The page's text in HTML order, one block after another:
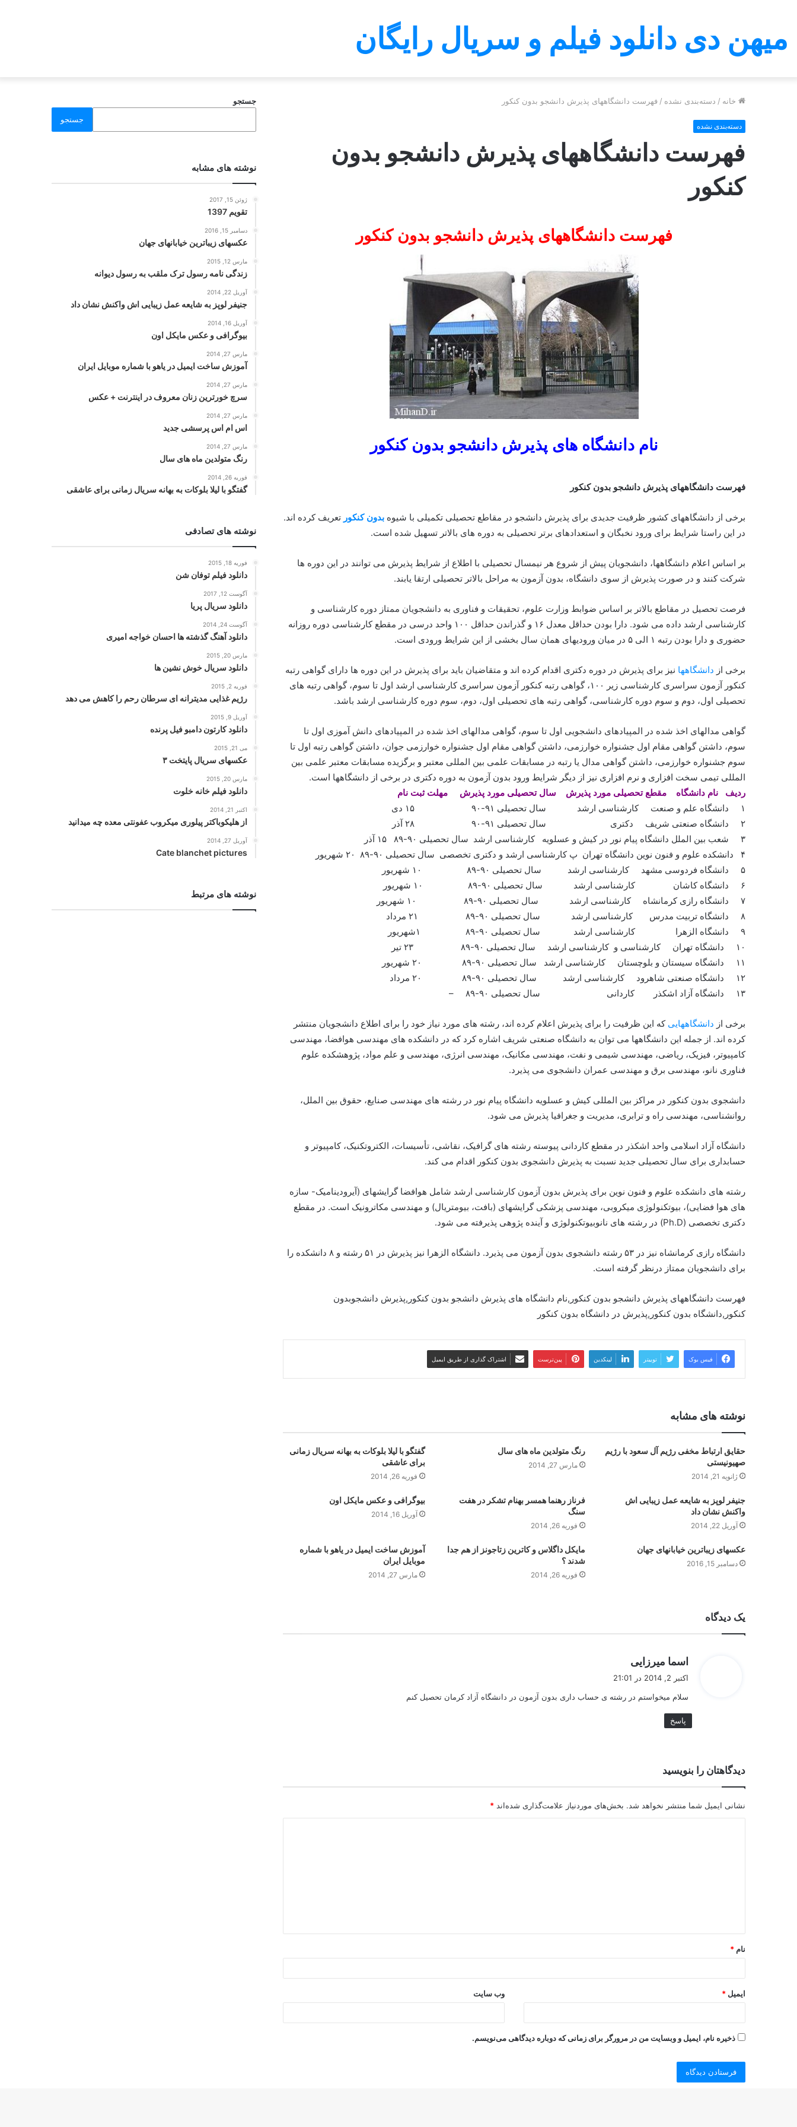
میهن دی دانلود فیلم و سریال رایگان
خانه / دسته‌بندی نشده / فهرست دانشگاههای پذیرش دانشجو بدون کنکور
دسته‌بندی نشده
فهرست دانشگاههای پذیرش دانشجو بدون
کنکور
فهرست دانشگاههای پذیرش دانشجو بدون کنکور
نام دانشگاه های پذیرش دانشجو بدون کنکور
فهرست دانشگاههای پذیرش دانشجو بدون کنکور
برخی از دانشگاههای کشور ظرفیت جدیدی برای پذیرش دانشجو در مقاطع تحصیلی تکمیلی با شیوه بدون کنکور تعریف کرده اند.
در این راستا شرایط برای ورود نخبگان و استعدادهای برتر تحصیلی به دوره های بالاتر تسهیل شده است.
بر اساس اعلام دانشگاهها، دانشجویان پیش از شروع هر نیمسال تحصیلی با اطلاع از شرایط پذیرش می توانند در این دوره ها
شرکت کنند و در صورت پذیرش از سوی دانشگاه، بدون آزمون به مراحل بالاتر تحصیلی ارتقا یابند.
فرصت تحصیل در مقاطع بالاتر بر اساس ضوابط وزارت علوم، تحقیقات و فناوری به دانشجویان ممتاز دوره کارشناسی و
کارشناسی ارشد داده می شود. دارا بودن حداقل معدل ۱۶ و گذراندن حداقل ۱۰۰ واحد درسی در مقطع کارشناسی دوره روزانه
حضوری و دارا بودن رتبه ۱ الی ۵ در میان ورودیهای همان سال بخشی از این شرایط ورودی است.
برخی از دانشگاهها نیز برای پذیرش در دوره دکتری اقدام کرده اند و متقاضیان باید برای پذیرش در این دوره ها دارای گواهی رتبه
کنکور آزمون سراسری کارشناسی زیر ۱۰۰، گواهی رتبه کنکور آزمون سراسری کارشناسی ارشد اول تا سوم، گواهی رتبه های
تحصیلی اول، دوم و سوم دوره کارشناسی، گواهی رتبه های تحصیلی اول، دوم، سوم دوره کارشناسی ارشد باشد.
گواهی مدالهای اخذ شده در المپیادهای دانشجویی اول تا سوم، گواهی مدالهای اخذ شده در المپیادهای دانش آموزی اول تا
سوم، داشتن گواهی مقام اول جشنواره خوارزمی، داشتن گواهی مقام اول جشنواره خوارزمی جوان، داشتن گواهی رتبه اول تا
سوم جشنواره خوارزمی، داشتن گواهی مدال یا رتبه در مسابقات علمی بین المللی معتبر و برگزیده مسابقات معتبر علمی بین
المللی تیمی سخت افزاری و نرم افزاری نیز از دیگر شرایط ورود بدون آزمون به دوره دکتری در برخی از دانشگاهها است.
ردیف نام دانشگاه مقطع تحصیلی مورد پذیرش سال تحصیلی مورد پذیرش مهلت ثبت نام
۱ دانشگاه علم و صنعت کارشناسی ارشد سال تحصیلی ۹۱-۹۰ ۱۵ دی
۲ دانشگاه صنعتی شریف دکتری سال تحصیلی ۹۱-۹۰ ۲۸ آذر
۳ شعب بین الملل دانشگاه پیام نور در کیش و عسلویه کارشناسی ارشد سال تحصیلی ۹۰-۸۹ ۱۵ آذر
۴ دانشکده علوم و فنون نوین دانشگاه تهران پ کارشناسی ارشد و دکتری تخصصی سال تحصیلی ۹۰-۸۹ ۲۰ شهریور
۵ دانشگاه فردوسی مشهد کارشناسی ارشد سال تحصیلی ۹۰-۸۹ ۱۰ شهریور
۶ دانشگاه کاشان کارشناسی ارشد سال تحصیلی ۹۰-۸۹ ۱۰ شهریور
۷ دانشگاه رازی کرمانشاه کارشناسی ارشد سال تحصیلی ۹۰-۸۹ ۱۰ شهریور
۸ دانشگاه تربیت مدرس کارشناسی ارشد سال تحصیلی ۹۰-۸۹ ۲۱ مرداد
۹ دانشگاه الزهرا کارشناسی ارشد سال تحصیلی ۹۰-۸۹ ۱شهریور
۱۰ دانشگاه تهران کارشناسی و کارشناسی ارشد سال تحصیلی ۹۰-۸۹ ۲۳ تیر
۱۱ دانشگاه سیستان و بلوچستان کارشناسی ارشد سال تحصیلی ۹۰-۸۹ ۲۰ شهریور
۱۲ دانشگاه صنعتی شاهرود کارشناسی ارشد سال تحصیلی ۹۰-۸۹ ۲۰ مرداد
۱۳ دانشگاه آزاد اشکذر کاردانی سال تحصیلی ۹۰-۸۹ –
برخی از دانشگاههایی که این ظرفیت را برای پذیرش اعلام کرده اند، رشته های مورد نیاز خود را برای اطلاع دانشجویان منتشر
کرده اند. از جمله این دانشگاهها می توان به دانشگاه صنعتی شریف اشاره کرد که در دانشکده های مهندسی هوافضا، مهندسی
کامپیوتر، فیزیک، ریاضی، مهندسی شیمی و نفت، مهندسی مکانیک، مهندسی انرژی، مهندسی و علم مواد، پژوهشکده علوم
فناوری نانو، مهندسی برق و مهندسی عمران دانشجوی می پذیرد.
دانشجوی بدون کنکور در مراکز بین المللی کیش و عسلویه دانشگاه پیام نور در رشته های مهندسی صنایع، حقوق بین الملل،
روانشناسی، مهندسی راه و ترابری، مدیریت و جغرافیا پذیرش می شود.
دانشگاه آزاد اسلامی واحد اشکذر در مقطع کاردانی پیوسته رشته های گرافیک، نقاشی، تأسیسات، الکتروتکنیک، کامپیوتر و
حسابداری برای سال تحصیلی جدید نسبت به پذیرش دانشجوی بدون کنکور اقدام می کند.
رشته های دانشکده علوم و فنون نوین برای پذیرش بدون آزمون کارشناسی ارشد شامل هوافضا گرایشهای (آیرودینامیک- سازه
های هوا فضایی)، بیوتکنولوژی میکروبی، مهندسی پزشکی گرایشهای (بافت، بیومتریال) و مهندسی مکاترونیک است. در مقطع
دکتری تخصصی (Ph.D) در رشته های نانوبیوتکنولوژی و آینده پژوهی پذیرفته می شود.
دانشگاه رازی کرمانشاه نیز در ۵۳ رشته دانشجوی بدون آزمون می پذیرد. دانشگاه الزهرا نیز پذیرش در ۵۱ رشته و ۸ دانشکده را
برای دانشجویان ممتاز درنظر گرفته است.
فهرست دانشگاههای پذیرش دانشجو بدون کنکور,نام دانشگاه های پذیرش دانشجو بدون کنکور,پذیرش دانشجوبدون
کنکور,دانشگاه بدون کنکور,پذیرش در دانشگاه بدون کنکور
فیس بوک توییتر لینکدین ‫پین‌ترست اشتراک گذاری از طریق ایمیل
نوشته های مشابه
حقایق ارتباط مخفی رژیم آل سعود با رژیم
صهیونیستی
ژانویه 21, 2014
رنگ متولدین ماه های سال
مارس 27, 2014
گفتگو با لیلا بلوکات به بهانه سریال زمانی
برای عاشقی
فوریه 26, 2014
جنیفر لوپز به شایعه عمل زیبایی اش
واکنش نشان داد
آوریل 22, 2014
فرناز رهنما همسر بهنام تشکر در هفت
سنگ
فوریه 26, 2014
بیوگرافی و عکس مایکل اون
آوریل 16, 2014
عکسهای زیباترین خیابانهای جهان
دسامبر 15, 2016
مایکل داگلاس و کاترین زتاجونز از هم جدا
شدند ؟
فوریه 26, 2014
آموزش ساخت ایمیل در یاهو با شماره
موبایل ایران
مارس 27, 2014
یک دیدگاه
اسما میرزایی
:
اکتبر 2, 2014 در 21:01
سلام میخواستم در رشته ی حساب داری بدون آزمون در دانشگاه آزاد کرمان تحصیل کنم
پاسخ
دیدگاهتان را بنویسید
نشانی ایمیل شما منتشر نخواهد شد. بخش‌های موردنیاز علامت‌گذاری شده‌اند *
نام *
ایمیل * وب‌ سایت
ذخیره نام، ایمیل و وبسایت من در مرورگر برای زمانی که دوباره دیدگاهی می‌نویسم.
جستجو
جستجو
نوشته های مشابه
ژوئن 15, 2017
تقویم 1397
دسامبر 15, 2016
عکسهای زیباترین خیابانهای جهان
مارس 12, 2015
زندگی نامه رسول ترک ملقب به رسول دیوانه
آوریل 22, 2014
جنیفر لوپز به شایعه عمل زیبایی اش واکنش نشان داد
آوریل 16, 2014
بیوگرافی و عکس مایکل اون
مارس 27, 2014
آموزش ساخت ایمیل در یاهو با شماره موبایل ایران
مارس 27, 2014
سرچ خورترین زنان معروف در اینترنت + عکس
مارس 27, 2014
اس ام اس پرسشی جدید
مارس 27, 2014
رنگ متولدین ماه های سال
فوریه 26, 2014
گفتگو با لیلا بلوکات به بهانه سریال زمانی برای عاشقی
نوشته های تصادفی
فوریه 18, 2015
دانلود فیلم توفان شن
آگوست 12, 2017
دانلود سریال پریا
آگوست 24, 2014
دانلود آهنگ گذشته ها احسان خواجه امیری
مارس 20, 2015
دانلود سریال خوش نشین ها
فوریه 2, 2015
رژیم غذایی مدیترانه ای سرطان رحم را کاهش می دهد
آوریل 9, 2015
دانلود کارتون دامبو فیل پرنده
می 21, 2015
عکسهای سریال پایتخت ۳
مارس 20, 2015
دانلود فیلم خانه خلوت
اکتبر 21, 2014
از هلیکوباکتر پیلوری میکروب عفونتی معده چه میدانید
آوریل 27, 2014
Cate blanchet pictures
نوشته های مرتبط